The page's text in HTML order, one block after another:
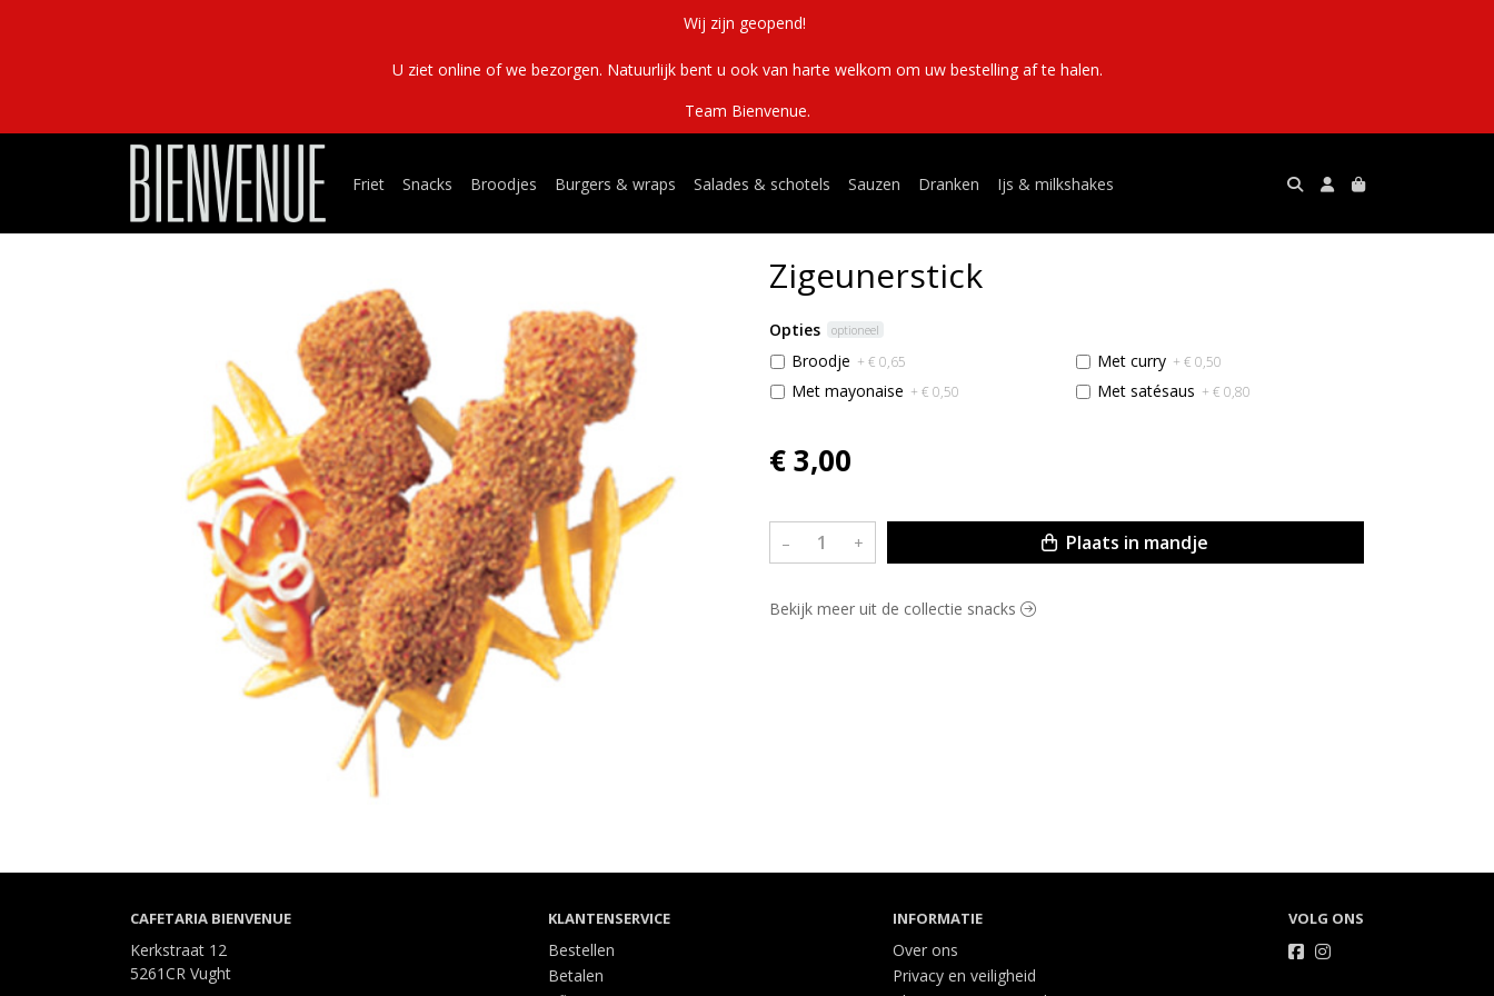
Wij zijn geopend!
U ziet online of we bezorgen. Natuurlijk bent u ook van harte welkom om uw bestelling af te halen.
Team Bienvenue.
Friet Snacks Broodjes Burgers & wraps Salades & schotels Sauzen Dranken Ijs & milkshakes
Zigeunerstick
Opties optioneel
Broodje + € 0,65
Met mayonaise + € 0,50
Met curry + € 0,50
Met satésaus + € 0,80
€ 3,00
– + Plaats in mandje
Bekijk meer uit de collectie snacks
CAFETARIA BIENVENUE
Kerkstraat 12
5261CR Vught
KLANTENSERVICE
Bestellen
Betalen
INFORMATIE
Over ons
Privacy en veiligheid
VOLG ONS